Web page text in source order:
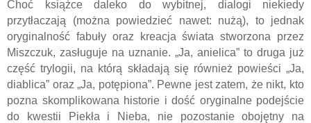
Choć książce daleko do wybitnej, dialogi niekiedy
przytłaczają (można powiedzieć nawet: nużą), to jednak
oryginalność fabuły oraz kreacja świata stworzona przez
Miszczuk, zasługuje na uznanie. „Ja, anielica” to druga już
część trylogii, na którą składają się również powieści „Ja,
diablica” oraz „Ja, potępiona”. Pewne jest zatem, że nikt, kto
pozna skomplikowana historie i dość oryginalne podejście
do kwestii Piekła i Nieba, nie pozostanie obojętny na